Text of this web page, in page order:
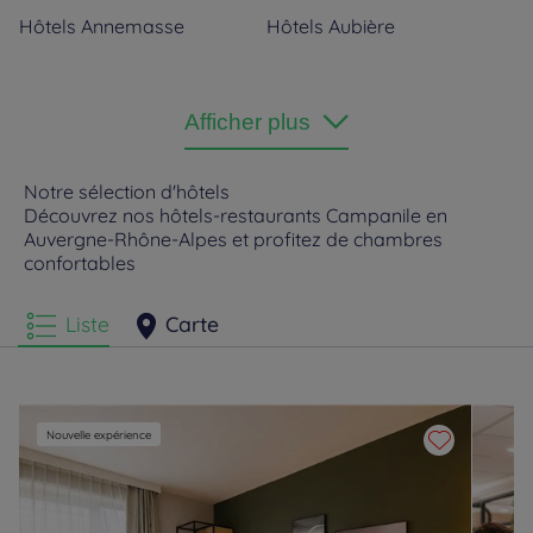
Hôtels Annemasse Hôtels Aubière
Hôtels Chambéry Hôtels Chanas
Hôtels Chasse-sur-Rhône
Hôtels Ecully
Eybens Hôtels Feyzin
Afficher plus
Notre sélection d'hôtels
Découvrez nos hôtels-restaurants Campanile en
Auvergne-Rhône-Alpes et profitez de chambres
confortables
Liste Carte
Nouvelle expérience